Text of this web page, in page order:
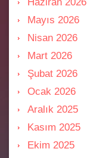
Mayıs 2026
Nisan 2026
Mart 2026
Şubat 2026
Ocak 2026
Aralık 2025
Kasım 2025
Ekim 2025